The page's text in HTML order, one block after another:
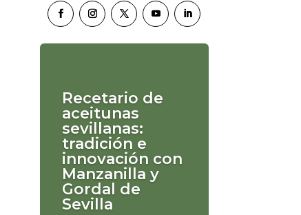
Recetario de
aceitunas
sevillanas:
tradición e
innovación con
Manzanilla y
Gordal de
Sevilla